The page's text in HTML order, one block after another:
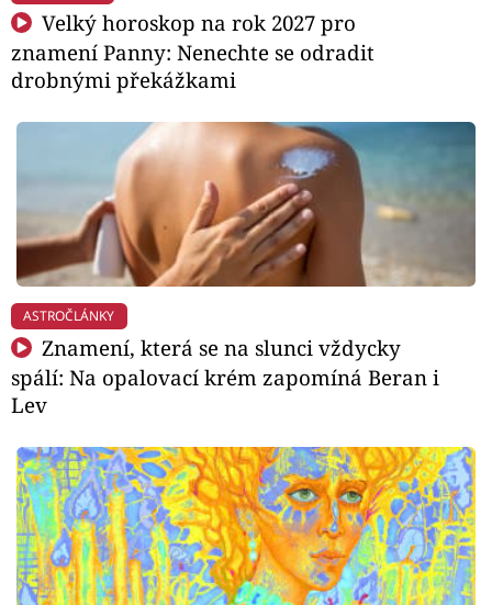
Velký horoskop na rok 2027 pro
znamení Panny: Nenechte se odradit
drobnými překážkami
ASTROČLÁNKY
Znamení, která se na slunci vždycky
spálí: Na opalovací krém zapomíná Beran i
Lev